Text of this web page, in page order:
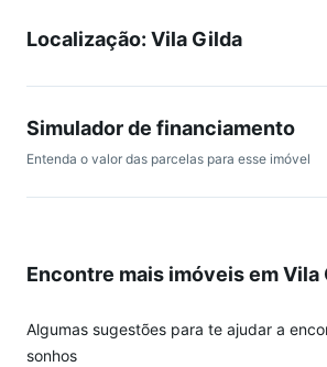
surpreenda-se!
Localização: Vila Gilda
Simulador de financiamento
Entenda o valor das parcelas para esse imóvel
Encontre mais imóveis em Vila
Algumas sugestões para te ajudar a
sonhos